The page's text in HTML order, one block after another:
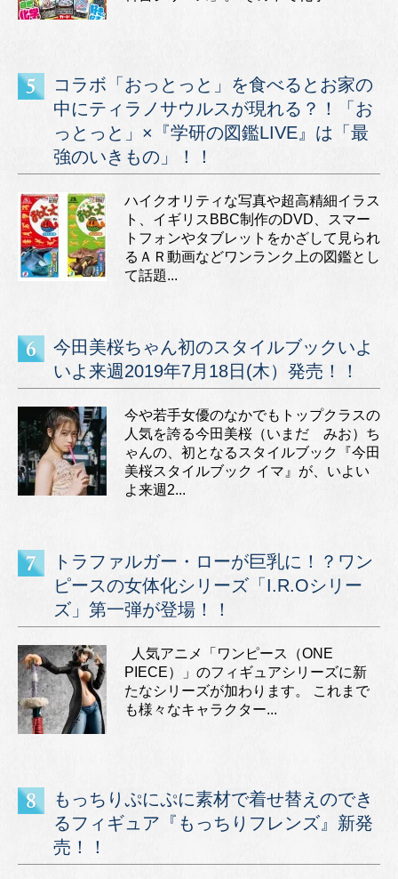
コラボ「おっとっと」を食べるとお家の
中にティラノサウルスが現れる？！「お
っとっと」×『学研の図鑑LIVE』は「最
強のいきもの」！！
ハイクオリティな写真や超高精細イラス
ト、イギリスBBC制作のDVD、スマー
トフォンやタブレットをかざして見られ
るＡＲ動画などワンランク上の図鑑とし
て話題...
今田美桜ちゃん初のスタイルブックいよ
いよ来週2019年7月18日(木）発売！！
今や若手女優のなかでもトップクラスの
人気を誇る今田美桜（いまだ みお）ち
ゃんの、初となるスタイルブック『今田
美桜スタイルブック イマ』が、いよい
よ来週2...
トラファルガー・ローが巨乳に！？ワン
ピースの女体化シリーズ「I.R.Oシリー
ズ」第一弾が登場！！
人気アニメ「ワンピース（ONE
PIECE）」のフィギュアシリーズに新
たなシリーズが加わります。 これまで
も様々なキャラクター...
もっちりぷにぷに素材で着せ替えのでき
るフィギュア『もっちりフレンズ』新発
売！！